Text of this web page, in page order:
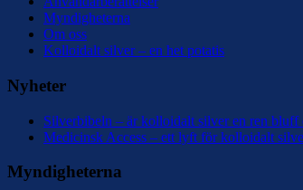
Myndigheterna
Om oss
Kolloidalt silver – en het potatis
Nyheter
Silverbibeln – är kolloidalt silver en ren bluff
Medicinsk Access – ett lyft för kolloidalt
Myndigheterna